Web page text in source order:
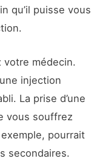
qu’il puisse vous
votre médecin.
injection
La prise d’une
vous souffrez
pourrait
secondaires.